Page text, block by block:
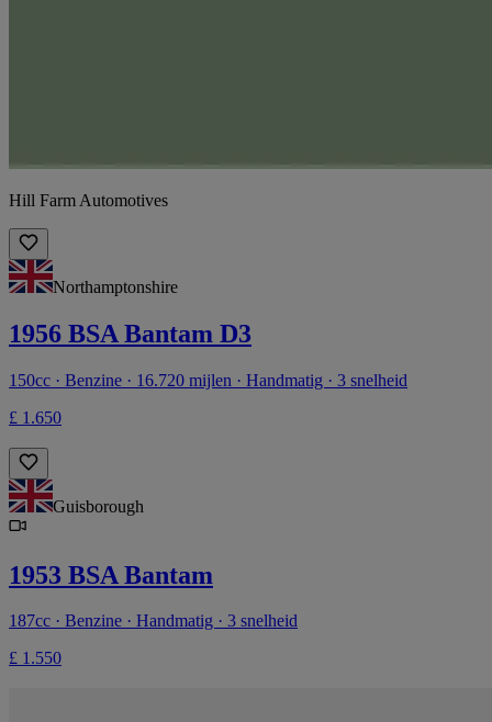
Hill Farm Automotives
Northamptonshire
1956 BSA Bantam D3
150cc · Benzine · 16.720 mijlen · Handmatig · 3 snelheid
£ 1.650
Guisborough
1953 BSA Bantam
187cc · Benzine · Handmatig · 3 snelheid
£ 1.550